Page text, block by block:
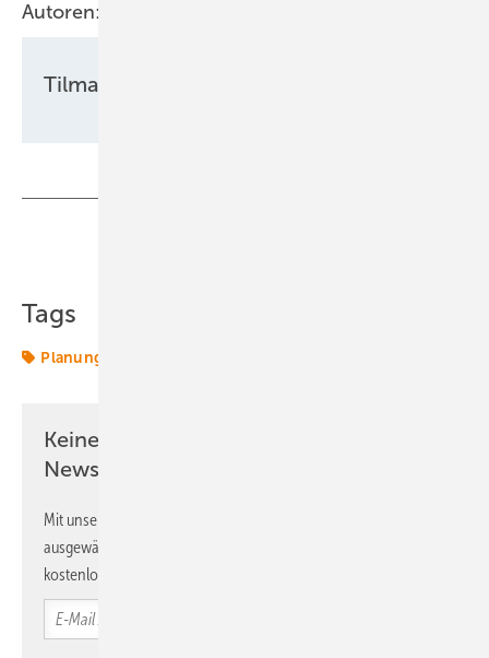
Autoren:
Tilman Weber
Tags
Planung
Keine Zeit? Kein Problem mit dem ERE
Newsletter!
Mit unserem Newsletter erhalten Sie regelmäßig von uns
ausgewählte Informationen und Neuigkeiten, gebündelt und
kostenlos direkt ins Postfach.